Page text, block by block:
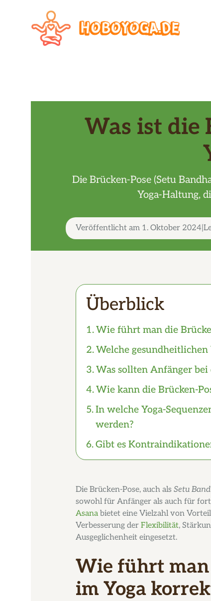
Was ist die
Die Brücken-Pose (Setu
Yoga-Haltung,
Veröffentlicht am 1. Oktober 2024
Überblick
Wie führt man die
Welche gesundheitlichen
Was sollten Anfänger bei
Wie kann die Brücken-
In welche Yoga-
werden?
Gibt es
Die Brücken-Pose, auch als Setu
sowohl für Anfänger als auch für
Asana bietet eine Vielzahl von
Verbesserung der Flexibilität,
Ausgeglichenheit eingesetzt.
Wie führt man
im Yoga